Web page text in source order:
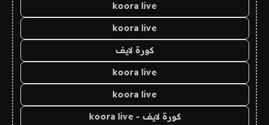
koora live
koora live
كورة لايف
koora live
koora live
كورة لايف - koora live